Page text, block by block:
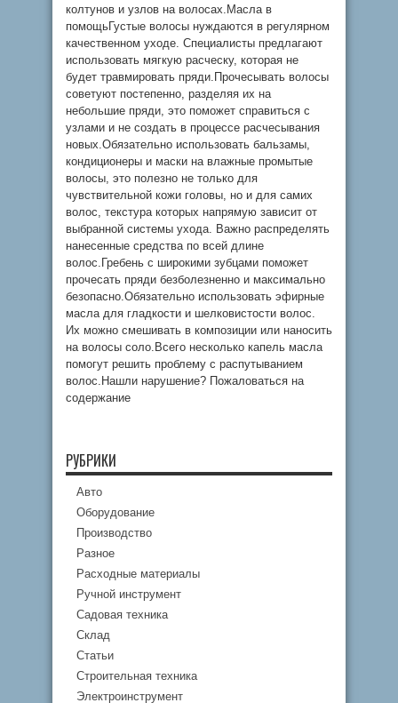
колтунов и узлов на волосах.Масла в
помощьГустые волосы нуждаются в регулярном
качественном уходе. Специалисты предлагают
использовать мягкую расческу, которая не
будет травмировать пряди.Прочесывать волосы
советуют постепенно, разделяя их на
небольшие пряди, это поможет справиться с
узлами и не создать в процессе расчесывания
новых.Обязательно использовать бальзамы,
кондиционеры и маски на влажные промытые
волосы, это полезно не только для
чувствительной кожи головы, но и для самих
волос, текстура которых напрямую зависит от
выбранной системы ухода. Важно распределять
нанесенные средства по всей длине
волос.Гребень с широкими зубцами поможет
прочесать пряди безболезненно и максимально
безопасно.Обязательно использовать эфирные
масла для гладкости и шелковистости волос.
Их можно смешивать в композиции или наносить
на волосы соло.Всего несколько капель масла
помогут решить проблему с распутыванием
волос.Нашли нарушение? Пожаловаться на
содержание
РУБРИКИ
Авто
Оборудование
Производство
Разное
Расходные материалы
Ручной инструмент
Садовая техника
Склад
Статьи
Строительная техника
Электроинструмент